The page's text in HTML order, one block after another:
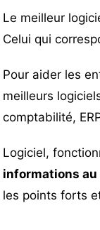
Le meilleur
Celui qui
Pour aider les
meilleurs
comptabilité,
Logiciel,
informations au
les points forts